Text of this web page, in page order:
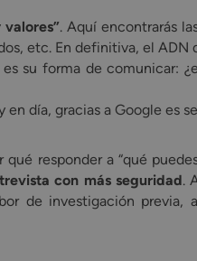
valores”. Aquí encontrarás
etc. En definitiva, el ADN
su forma de comunicar:
en día, gracias a Google es
responder a “qué
con más seguridad.
de investigación previa,